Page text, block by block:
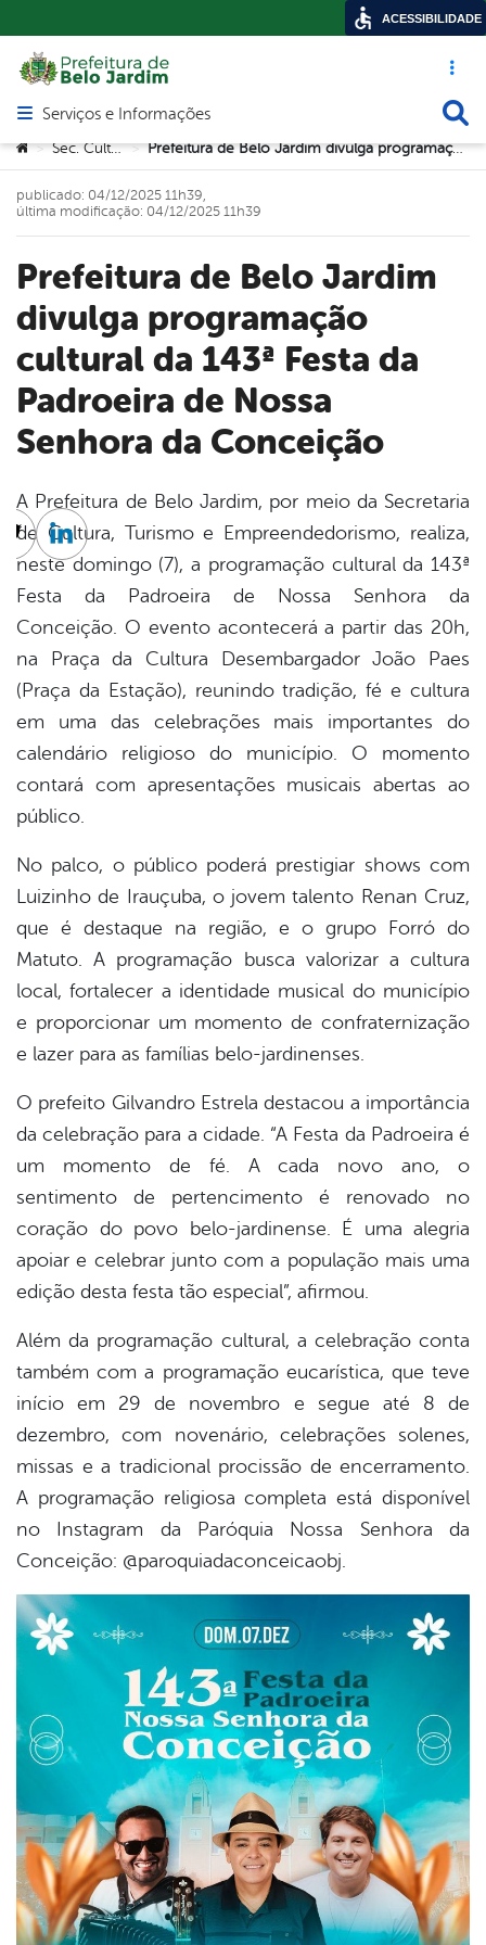
Acesso
Abrir menu principal de navegação
Serviços e Informações
Você está aqui:
> Sec. Cultura > Prefeitura de Belo Jardim divulga programação cultural da 143ª Festa da Padroeira de Nossa Senhora da Conceição
Prefeitura de Belo Jardim
divulga programação
cultural da 143ª Festa da
Padroeira de Nossa
Senhora da Conceição
publicado: 04/12/2025 11h39,
última modificação: 04/12/2025 11h39
A Prefeitura de Belo Jardim, por meio da Secretaria
de Cultura, Turismo e Empreendedorismo, realiza,
neste domingo (7), a programação cultural da 143ª
Festa da Padroeira de Nossa Senhora da
Conceição. O evento acontecerá a partir das 20h,
na Praça da Cultura Desembargador João Paes
(Praça da Estação), reunindo tradição, fé e cultura
em uma das celebrações mais importantes do
calendário religioso do município. O momento
contará com apresentações musicais abertas ao
público.
No palco, o público poderá prestigiar shows com
Luizinho de Irauçuba, o jovem talento Renan Cruz,
que é destaque na região, e o grupo Forró do
Matuto. A programação busca valorizar a cultura
local, fortalecer a identidade musical do município
e proporcionar um momento de confraternização
e lazer para as famílias belo-jardinenses.
O prefeito Gilvandro Estrela destacou a importância
da celebração para a cidade. “A Festa da Padroeira é
um momento de fé. A cada novo ano, o
sentimento de pertencimento é renovado no
coração do povo belo-jardinense. É uma alegria
apoiar e celebrar junto com a população mais uma
edição desta festa tão especial”, afirmou.
Além da programação cultural, a celebração conta
também com a programação eucarística, que teve
início em 29 de novembro e segue até 8 de
dezembro, com novenário, celebrações solenes,
missas e a tradicional procissão de encerramento.
A programação religiosa completa está disponível
no Instagram da Paróquia Nossa Senhora da
Conceição: @paroquiadaconceicaobj.
Twitter
Linkedin
ACESSIBILIDADE